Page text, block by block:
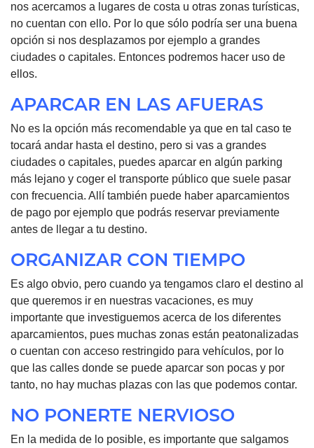
nos acercamos a lugares de costa u otras zonas turísticas,
no cuentan con ello. Por lo que sólo podría ser una buena
opción si nos desplazamos por ejemplo a grandes
ciudades o capitales. Entonces podremos hacer uso de
ellos.
APARCAR EN LAS AFUERAS
No es la opción más recomendable ya que en tal caso te
tocará andar hasta el destino, pero si vas a grandes
ciudades o capitales, puedes aparcar en algún parking
más lejano y coger el transporte público que suele pasar
con frecuencia. Allí también puede haber aparcamientos
de pago por ejemplo que podrás reservar previamente
antes de llegar a tu destino.
ORGANIZAR CON TIEMPO
Es algo obvio, pero cuando ya tengamos claro el destino al
que queremos ir en nuestras vacaciones, es muy
importante que investiguemos acerca de los diferentes
aparcamientos, pues muchas zonas están peatonalizadas
o cuentan con acceso restringido para vehículos, por lo
que las calles donde se puede aparcar son pocas y por
tanto, no hay muchas plazas con las que podemos contar.
NO PONERTE NERVIOSO
En la medida de lo posible, es importante que salgamos